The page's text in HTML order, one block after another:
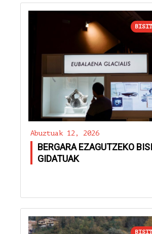
Abuztuak 12, 2026
BERGARA EZAGUTZEKO
GIDATUAK